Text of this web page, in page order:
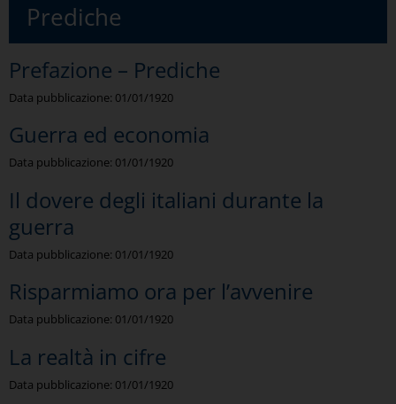
Prediche
Prefazione – Prediche
Data pubblicazione: 01/01/1920
Guerra ed economia
Data pubblicazione: 01/01/1920
Il dovere degli italiani durante la
guerra
Data pubblicazione: 01/01/1920
Risparmiamo ora per l’avvenire
Data pubblicazione: 01/01/1920
La realtà in cifre
Data pubblicazione: 01/01/1920